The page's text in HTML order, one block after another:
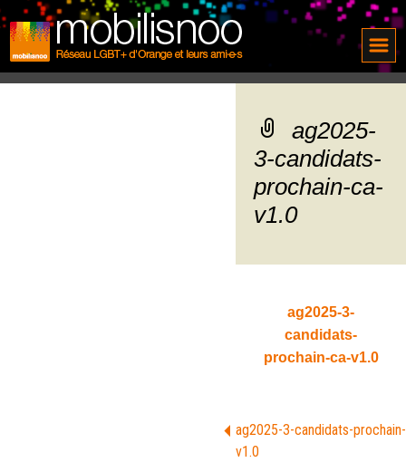
ag2025-
3-candidats-
prochain-ca-
v1.0
ag2025-3-
candidats-
prochain-ca-v1.0
ag2025-3-candidats-
v1.0